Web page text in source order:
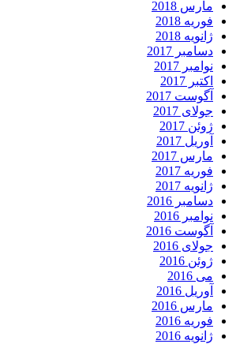
مارس 2018
فوریه 2018
ژانویه 2018
دسامبر 2017
نوامبر 2017
اکتبر 2017
آگوست 2017
جولای 2017
ژوئن 2017
آوریل 2017
مارس 2017
فوریه 2017
ژانویه 2017
دسامبر 2016
نوامبر 2016
آگوست 2016
جولای 2016
ژوئن 2016
می 2016
آوریل 2016
مارس 2016
فوریه 2016
ژانویه 2016